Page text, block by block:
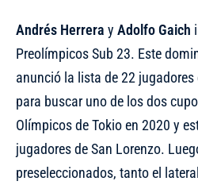
Andrés Herrera y Adolfo Gaich
Preolímpicos Sub 23. Este
anunció la lista de 22
para buscar uno de los dos
Olímpicos de Tokio en 2020 y
jugadores de San Lorenzo.
preseleccionados, tanto el